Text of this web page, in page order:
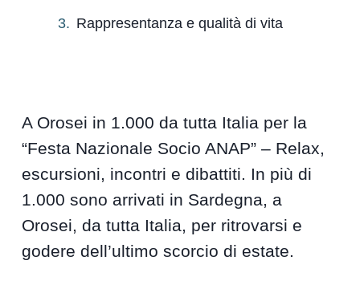
Rappresentanza e qualità di vita
A Orosei in 1.000 da tutta Italia per la
“Festa Nazionale Socio ANAP” – Relax,
escursioni, incontri e dibattiti. In più di
1.000 sono arrivati in Sardegna, a
Orosei, da tutta Italia, per ritrovarsi e
godere dell’ultimo scorcio di estate.